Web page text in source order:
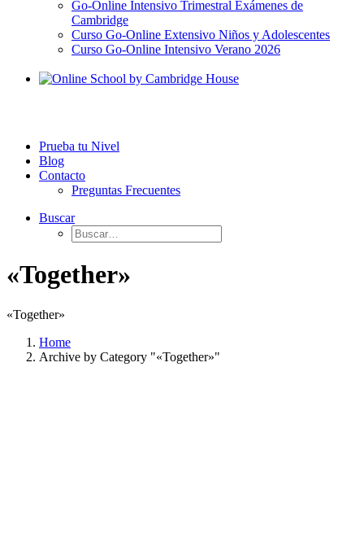
Go-Online Intensivo Trimestral Exámenes de
Cambridge
Curso Go-Online Extensivo Niños y Adolescentes
Curso Go-Online Intensivo Verano 2026
Prueba tu Nivel
Blog
Contacto
Preguntas Frecuentes
Buscar
«Together»
«Together»
Home
Archive by Category "«Together»"